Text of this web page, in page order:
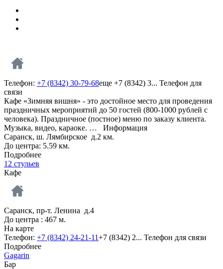
Телефон: +7 (8342) 30-79-68еще +7 (8342) 3... Телефон для
связи
Кафе «Зимняя вишня» - это достойное место для проведения
праздничных мероприятий до 50 гостей (800-1000 рублей с
человека). Праздничное (постное) меню по заказу клиента.
Музыка, видео, караоке. … Информация
Саранск, ш. Лямбирское д.2 км.
До центра: 5.59 км.
Подробнее
12 стульев
Кафе
Саранск, пр-т. Ленина д.4
До центра : 467 м.
На карте
Телефон: +7 (8342) 24-21-11+7 (8342) 2... Телефон для связи
Подробнее
Gagarin
Бар